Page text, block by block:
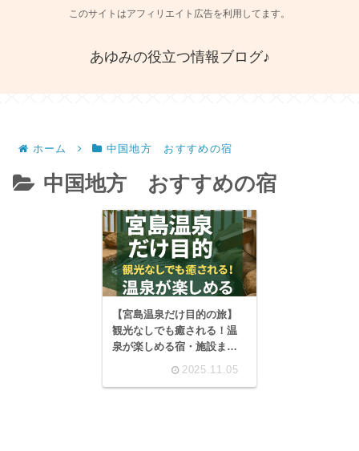
このサイトはアフィリエイト広告を利用してます。
あゆみの役立つ情報ブログ♪
ホーム 中国地方 おすすめの宿
中国地方 おすすめの宿
【宮島温泉だけ目的の旅】
観光なしでも癒される！温
泉が楽しめる宿・施設まと
2025.11.05